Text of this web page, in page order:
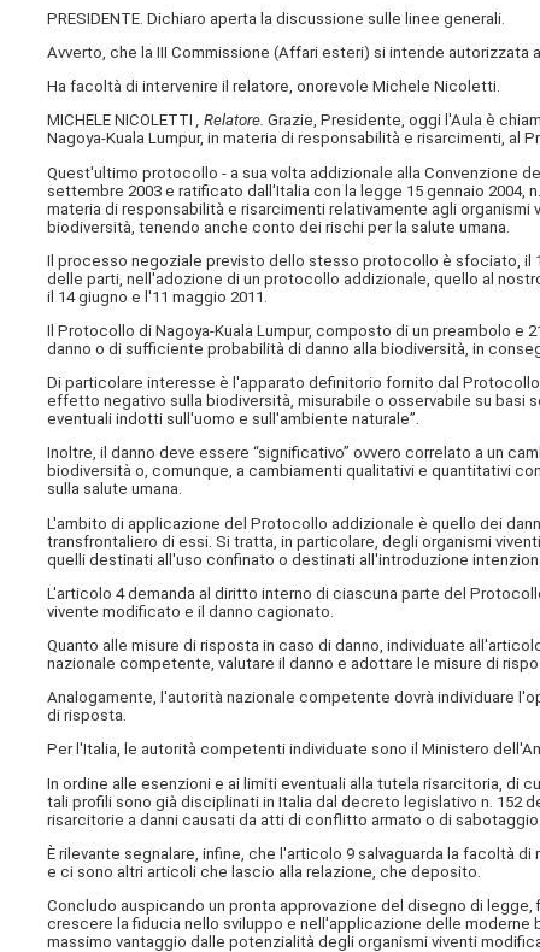
PRESIDENTE. Dichiaro aperta la discussione sulle linee generali.
Avverto, che la III Commissione (Affari esteri) si intende autorizzata
Ha facoltà di intervenire il relatore, onorevole Michele Nicoletti.
MICHELE NICOLETTI, Relatore.Grazie, Presidente, oggi l'Aula è
Nagoya-Kuala Lumpur, in materia di responsabilità e risarcimenti,
Quest'ultimo protocollo - a sua volta addizionale alla Convenzione
settembre 2003 e ratificato dall'Italia con la legge 15 gennaio 2004,
materia di responsabilità e risarcimenti relativamente agli
biodiversità, tenendo anche conto dei rischi per la salute umana.
Il processo negoziale previsto dello stesso protocollo è sfociato, il
delle parti, nell'adozione di un protocollo addizionale, quello al
il 14 giugno e l'11 maggio 2011.
Il Protocollo di Nagoya-Kuala Lumpur, composto di un preambolo
danno o di sufficiente probabilità di danno alla biodiversità, in
Di particolare interesse è l'apparato definitorio fornito dal
effetto negativo sulla biodiversità, misurabile o osservabile su
eventuali indotti sull'uomo e sull'ambiente naturale”.
Inoltre, il danno deve essere “significativo” ovvero correlato a un
biodiversità o, comunque, a cambiamenti qualitativi e quantitativi
sulla salute umana.
L'ambito di applicazione del Protocollo addizionale è quello dei
transfrontaliero di essi. Si tratta, in particolare, degli organismi
quelli destinati all'uso confinato o destinati all'introduzione
L'articolo 4 demanda al diritto interno di ciascuna parte del
vivente modificato e il danno cagionato.
Quanto alle misure di risposta in caso di danno, individuate
nazionale competente, valutare il danno e adottare le misure di
Analogamente, l'autorità nazionale competente dovrà individuare
di risposta.
Per l'Italia, le autorità competenti individuate sono il Ministero
In ordine alle esenzioni e ai limiti eventuali alla tutela risarcitoria, di
tali profili sono già disciplinati in Italia dal decreto legislativo n. 152
risarcitorie a danni causati da atti di conflitto armato o di
È rilevante segnalare, infine, che l'articolo 9 salvaguarda la facoltà
e ci sono altri articoli che lascio alla relazione, che deposito.
Concludo auspicando un pronta approvazione del disegno di
crescere la fiducia nello sviluppo e nell'applicazione delle
massimo vantaggio dalle potenzialità degli organismi viventi